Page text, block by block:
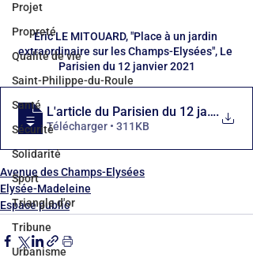
Projet
Propreté
Qualité de vie
Saint-Philippe-du-Roule
Santé
Sécurité
Solidarité
Sport
Triangle d'or
Tribune
Urbanisme
Eric LE MITOUARD, "Place à un jardin
extraordinaire sur les Champs-Elysées", Le
Parisien du 12 janvier 2021
L'article du Parisien du 12 janvier
.
Télécharger • 311KB
Avenue des Champs-Elysées
Elysée-Madeleine
Espace public